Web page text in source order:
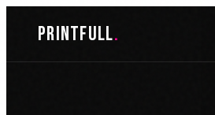
sadržaja
printfull.